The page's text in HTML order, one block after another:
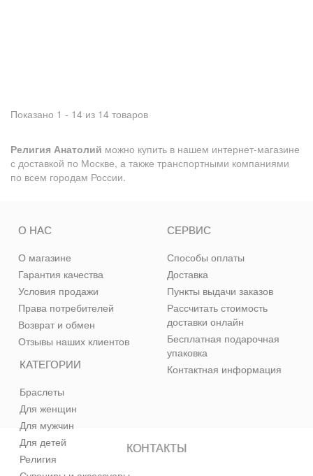
Показано 1 - 14 из 14 товаров
Религия Анатолий можно купить в нашем интернет-магазине
с доставкой по Москве, а также транспортными компаниями
по всем городам России.
КАТЕГОРИИ
Браслеты
Для женщин
Для мужчин
Для детей
Религия
О НАС
О магазине
Гарантия качества
Условия продажи
Права потребителей
Возврат и обмен
Отзывы наших клиентов
СЕРВИС
Способы оплаты
Доставка
Пункты выдачи заказов
Рассчитать стоимость
доставки онлайн
Бесплатная подарочная
упаковка
Контактная информация
КОНТАКТЫ